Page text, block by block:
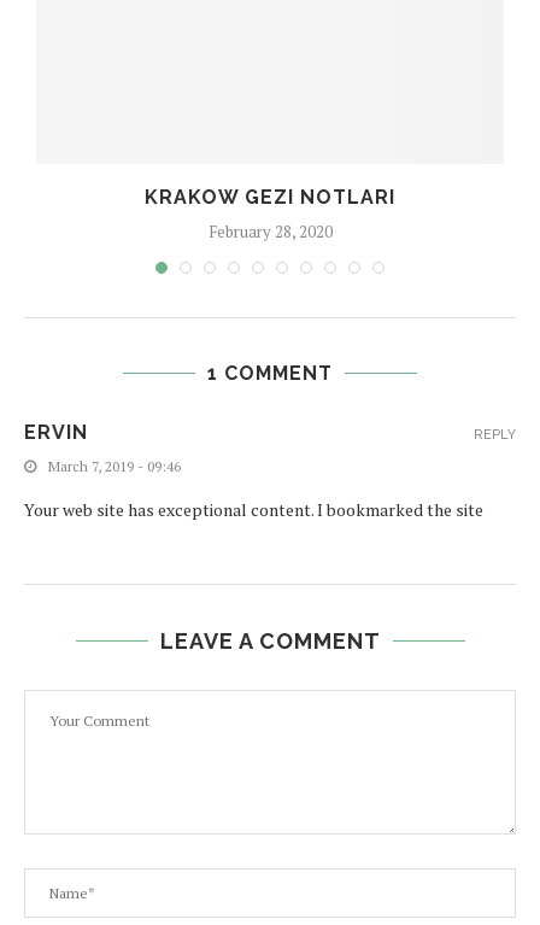
KRAKOW GEZI NOTLARI
February 28, 2020
1 COMMENT
ERVIN
March 7, 2019 - 09:46
Your web site has exceptional content. I bookmarked the site
REPLY
LEAVE A COMMENT